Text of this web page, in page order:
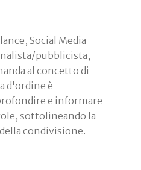
Social Media
pubblicista,
al concetto di
d'ordine è
e informare
sottolineando la
condivisione.